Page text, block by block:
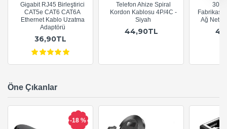
Gigabit RJ45 Birleştirici
CAT5e CAT6 CAT6A
Ethernet Kablo Uzatma
Adaptörü
36,90TL
Telefon Ahize Spiral
Kordon Kablosu 4P/4C -
Siyah
44,90TL
Ağ
Öne Çıkanlar
-18 %